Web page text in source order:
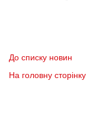
До списку новин
На головну сторінку